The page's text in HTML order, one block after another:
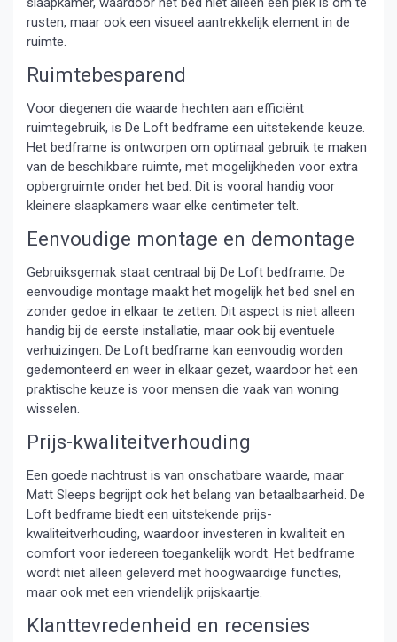
rusten, maar ook een visueel aantrekkelijk element in de
ruimte.
Ruimtebesparend
Voor diegenen die waarde hechten aan efficiënt
ruimtegebruik, is De Loft bedframe een uitstekende keuze.
Het bedframe is ontworpen om optimaal gebruik te maken
van de beschikbare ruimte, met mogelijkheden voor extra
opbergruimte onder het bed. Dit is vooral handig voor
kleinere slaapkamers waar elke centimeter telt.
Eenvoudige montage en demontage
Gebruiksgemak staat centraal bij De Loft bedframe. De
eenvoudige montage maakt het mogelijk het bed snel en
zonder gedoe in elkaar te zetten. Dit aspect is niet alleen
handig bij de eerste installatie, maar ook bij eventuele
verhuizingen. De Loft bedframe kan eenvoudig worden
gedemonteerd en weer in elkaar gezet, waardoor het een
praktische keuze is voor mensen die vaak van woning
wisselen.
Prijs-kwaliteitverhouding
Een goede nachtrust is van onschatbare waarde, maar
Matt Sleeps begrijpt ook het belang van betaalbaarheid. De
Loft bedframe biedt een uitstekende prijs-
kwaliteitverhouding, waardoor investeren in kwaliteit en
comfort voor iedereen toegankelijk wordt. Het bedframe
wordt niet alleen geleverd met hoogwaardige functies,
maar ook met een vriendelijk prijskaartje.
Klanttevredenheid en recensies